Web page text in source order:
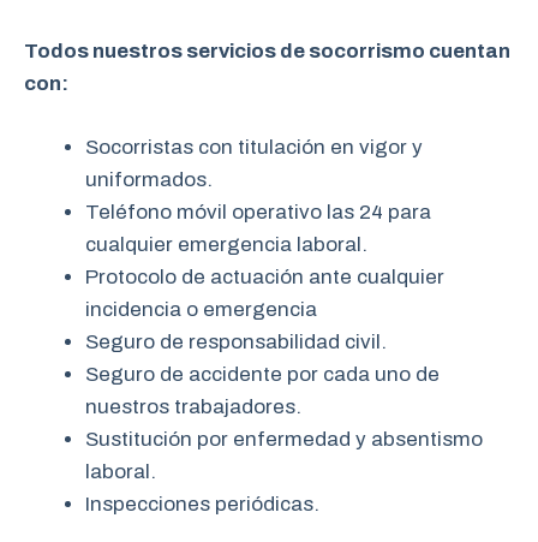
Todos nuestros servicios de socorrismo cuentan
con:
Socorristas con titulación en vigor y
uniformados.
Teléfono móvil operativo las 24 para
cualquier emergencia laboral.
Protocolo de actuación ante cualquier
incidencia o emergencia
Seguro de responsabilidad civil.
Seguro de accidente por cada uno de
nuestros trabajadores.
Sustitución por enfermedad y absentismo
laboral.
Inspecciones periódicas.